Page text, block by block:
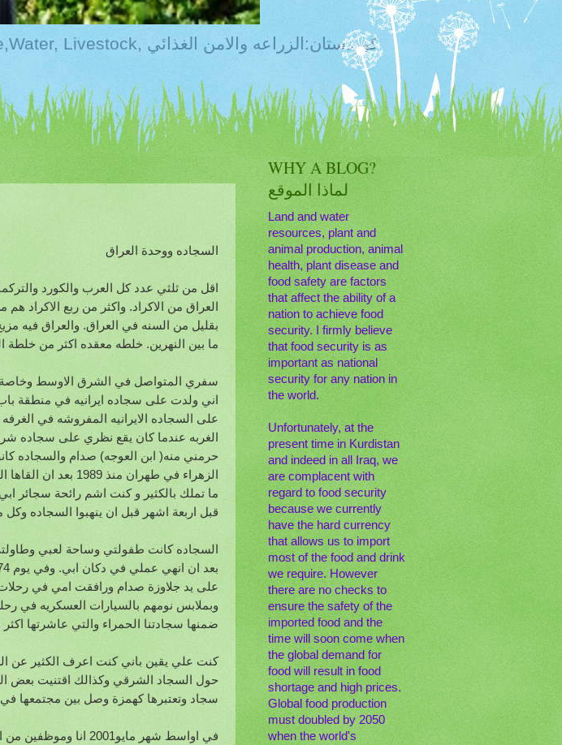
Kurdistan:Food Security, Food Safety,Agriculture,Water, Livestock, كوردستان:الزراعه والامن الغذائي
السجاده ووحدة العراق
اقل من ثلثي عدد كل العرب والكورد
العراق من الاكراد. واكثر من ربع الاكراد
بقليل من السنه في العراق. والعراق فيه
ما بين النهرين. خلطه معقده اكثر من خلطة
سفري المتواصل في الشرق الاوسط وخاصة
اني ولدت على سجاده ايرانيه في منطقة
على السجاده الايرانيه المفروشه في
الغربه عندما كان يقع نظري على سجاده
حرمني منه( ابن العوجه) صدام والسجاده
الزهراء في طهران
ما تملك بالكثير و كنت اشم رائحة سجائر
قبل اربعة اشهر قبل ان ينهبوا السجاده
السجاده كانت طفولتي وساحة لعبي
على يد جلاوزة صدام ورافقت امي في
وبملابس نومهم بالسيارات العسكريه في
ضمنها سجادتنا الحمراء والتي عاشرتها
كنت علي يقين باني كنت اعرف الكثير عن
حول السجاد الشرقي وكذالك اقتنيت بعض
سجاد وتعتبرها كهمزة وصل بين مجتمعها
في اواسط شهر
WHY A BLOG?
لماذا الموقع
Land and water
resources, plant and
animal production, animal
health, plant disease and
food safety are factors
that affect the ability of a
nation to achieve food
security. I firmly believe
that food security is as
important as national
security for any nation in
the world.
Unfortunately, at the
present time in Kurdistan
and indeed in all Iraq, we
are complacent with
regard to food security
because we currently
have the hard currency
that allows us to import
most of the food and drink
we require. However
there are no checks to
ensure the safety of the
imported food and the
time will soon come when
the global demand for
food will result in food
shortage and high prices.
Global food production
must doubled by 2050
when the world's